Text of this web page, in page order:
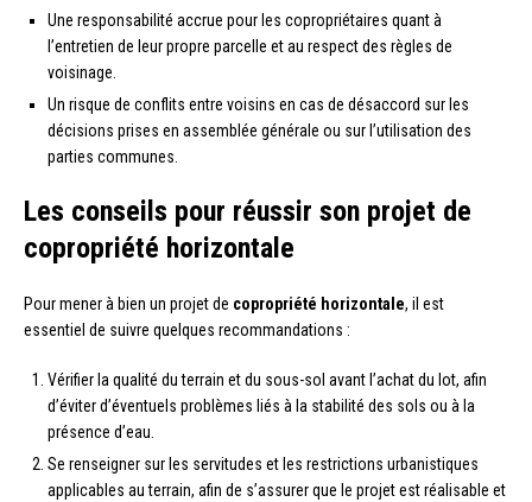
Une responsabilité accrue pour les copropriétaires quant à
l’entretien de leur propre parcelle et au respect des règles de
voisinage.
Un risque de conflits entre voisins en cas de désaccord sur les
décisions prises en assemblée générale ou sur l’utilisation des
parties communes.
Les conseils pour réussir son projet de
copropriété horizontale
Pour mener à bien un projet de copropriété horizontale, il est
essentiel de suivre quelques recommandations :
Vérifier la qualité du terrain et du sous-sol avant l’achat du lot, afin
d’éviter d’éventuels problèmes liés à la stabilité des sols ou à la
présence d’eau.
Se renseigner sur les servitudes et les restrictions urbanistiques
applicables au terrain, afin de s’assurer que le projet est réalisable et